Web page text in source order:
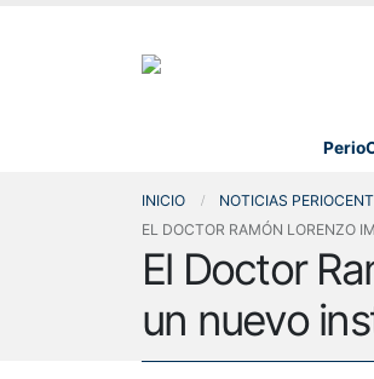
INICIO
NOTICIAS
EL DOCTOR RAMÓN LORENZO
El Doctor
un nuevo